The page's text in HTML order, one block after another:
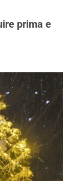
prima e